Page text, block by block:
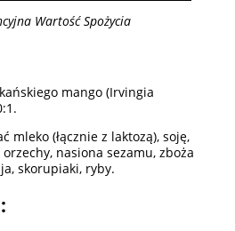
Wartość Spożycia
mango (Irvingia
mleko (łącznie z laktozą), soję,
nasiona sezamu, zboża
skorupiaki, ryby.